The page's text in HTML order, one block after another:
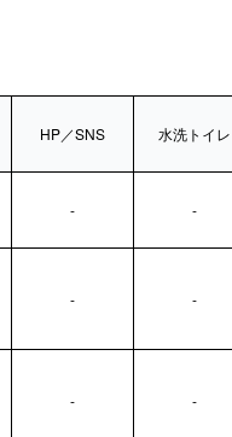
HP／SNS 水洗トイレ
- -
- -
- -